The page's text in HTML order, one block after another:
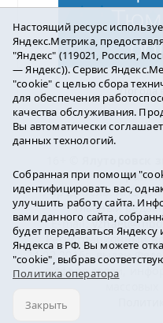
Погода
Учредитель: АНО
Главный
E-mail:
Регистрационный
24.02.2016г. выдан
в сфере связи,
Настоящий ресурс
Яндекс.Метрика,
"Яндекс" (119021, Россия,
— Яндекс)). Сервис
"cookie" с целью сбора
для обеспечения
качества обслуживания.
Вы автоматически
данных технологий.
Собранная при помощи
идентифицировать вас,
улучшить работу сайта.
вами данного сайта,
будет передаваться Яндексу
Яндекса в РФ. Вы можете
"cookie", выбрав
Политика оператора
Закрыть